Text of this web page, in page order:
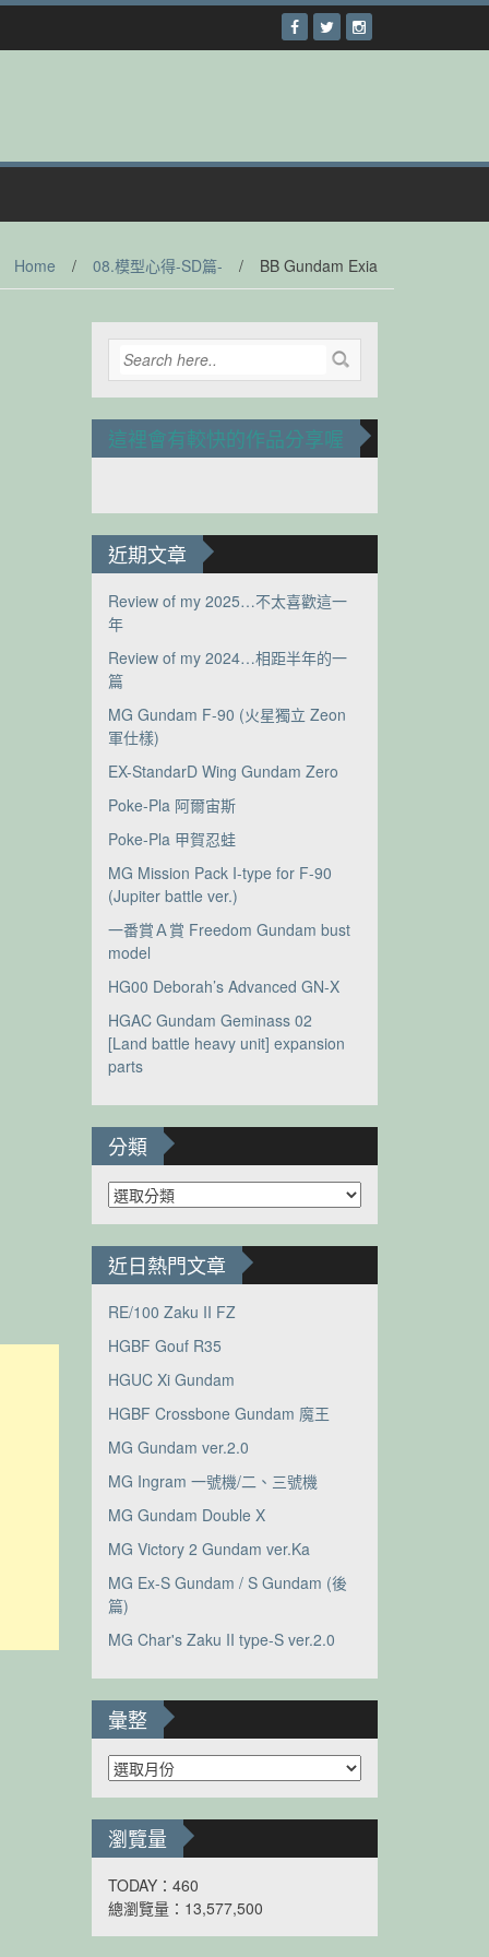
Home / 08.模型心得-SD篇- / BB Gundam Exia
這裡會有較快的作品分享喔
近期文章
Review of my 2025…不太喜歡這一
年
Review of my 2024…相距半年的一
篇
MG Gundam F-90 (火星獨立 Zeon
軍仕樣)
EX-StandarD Wing Gundam Zero
Poke-Pla 阿爾宙斯
Poke-Pla 甲賀忍蛙
MG Mission Pack I-type for F-90
(Jupiter battle ver.)
一番賞Ａ賞 Freedom Gundam bust
model
HG00 Deborah’s Advanced GN-X
HGAC Gundam Geminass 02
[Land battle heavy unit] expansion
parts
分類
分
類
近日熱門文章
RE/100 Zaku II FZ
HGBF Gouf R35
HGUC Xi Gundam
HGBF Crossbone Gundam 魔王
MG Gundam ver.2.0
MG Ingram 一號機/二、三號機
MG Gundam Double X
MG Victory 2 Gundam ver.Ka
MG Ex-S Gundam / S Gundam (後
篇)
MG Char's Zaku II type-S ver.2.0
彙整
彙
整
瀏覽量
TODAY：460
總瀏覽量：13,577,500